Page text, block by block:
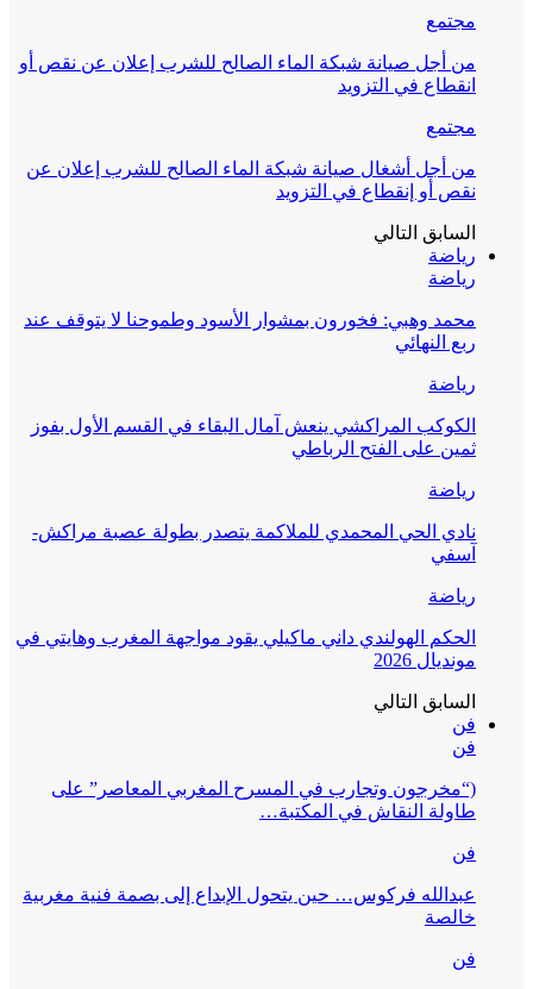
مجتمع
من أجل صيانة شبكة الماء الصالح للشرب إعلان عن نقص أو
انقطاع في التزويد
مجتمع
من أجل أشغال صيانة شبكة الماء الصالح للشرب إعلان عن
نقص أو إنقطاع في التزويد
السابق التالي
رياضة
رياضة
محمد وهبي: فخورون بمشوار الأسود وطموحنا لا يتوقف عند
ربع النهائي
رياضة
الكوكب المراكشي ينعش آمال البقاء في القسم الأول بفوز
ثمين على الفتح الرباطي
رياضة
نادي الحي المحمدي للملاكمة يتصدر بطولة عصبة مراكش-
آسفي
رياضة
الحكم الهولندي داني ماكيلي يقود مواجهة المغرب وهايتي في
مونديال 2026
السابق التالي
فن
فن
(“مخرجون وتجارب في المسرح المغربي المعاصر” على
طاولة النقاش في المكتبة…
فن
عبدالله فركوس… حين يتحول الإبداع إلى بصمة فنية مغربية
خالصة
فن